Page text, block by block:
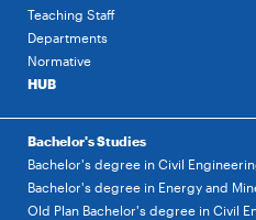
Teaching Staff
Departments
Normative
HUB
Bachelor's Studies
Bachelor's degree in Civil
Bachelor's degree in Energy and
Old Plan Bachelor's degree in Civil